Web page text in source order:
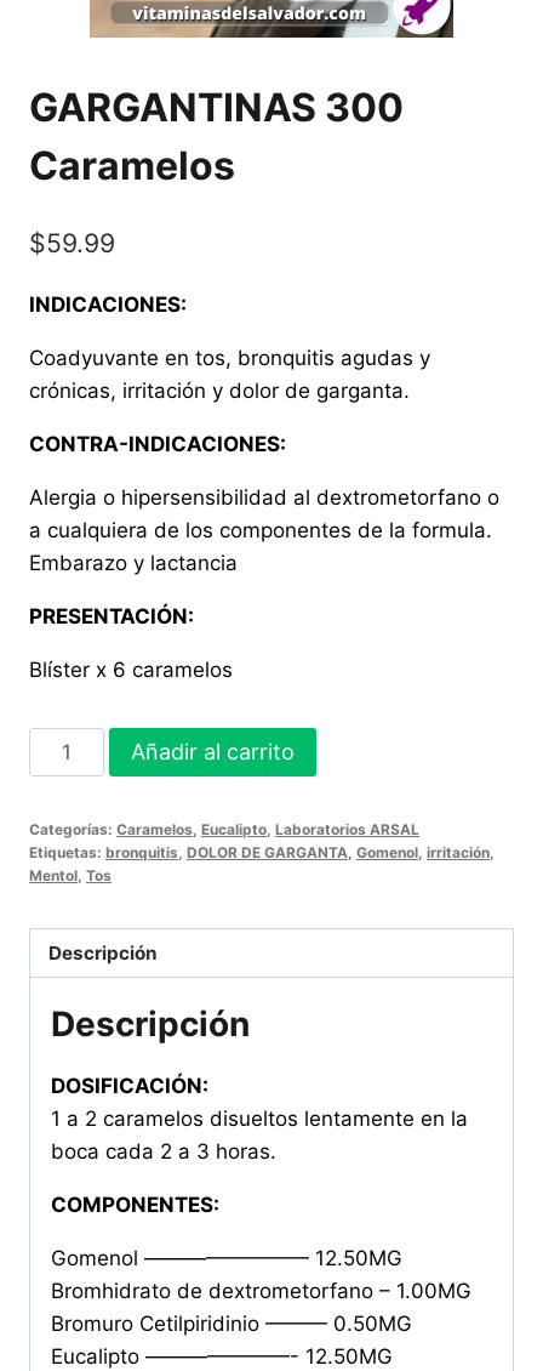
GARGANTINAS 300
Caramelos
$59.99
INDICACIONES:
Coadyuvante en tos, bronquitis agudas y
crónicas, irritación y dolor de garganta.
CONTRA-INDICACIONES:
Alergia o hipersensibilidad al dextrometorfano o
a cualquiera de los componentes de la formula.
Embarazo y lactancia
PRESENTACIÓN:
Blíster x 6 caramelos
GARGANTINAS
300
cantidad
Añadir al carrito
Categorías: Caramelos Eucalipto Laboratorios ARSAL
Etiquetas: bronquitis DOLOR DE GARGANTA Gomenol irritación
Mentol Tos
Descripción
Descripción
DOSIFICACIÓN:
1 a 2 caramelos disueltos lentamente en la
boca cada 2 a 3 horas.
COMPONENTES:
Gomenol ———————— 12.50MG
Bromhidrato de dextrometorfano – 1.00MG
Bromuro Cetilpiridinio ——— 0.50MG
Eucalipto ———————- 12.50MG